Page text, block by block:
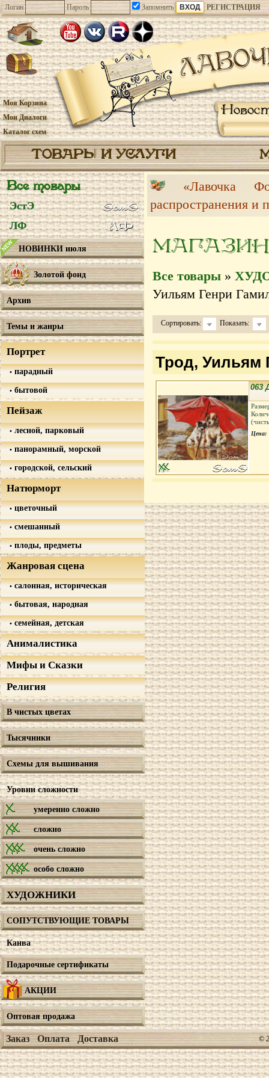
Логин Пароль Запомнить РЕГИСТРАЦИЯ
Моя Корзина
Мои Диалоги
Каталог схем
ТОВАРЫ И УСЛУГИ
Все товары
ЭстЭ
ЛФ
НОВИНКИ июля
Золотой фонд
Архив
Темы и жанры
Портрет
парадный
бытовой
Пейзаж
лесной, парковый
панорамный, морской
городской, сельский
Натюрморт
цветочный
смешанный
плоды, предметы
Жанровая сцена
салонная, историческая
бытовая, народная
семейная, детская
Анималистика
Мифы и Сказки
Религия
В чистых цветах
Тысячники
Схемы для вышивания
Уровни сложности
умеренно сложно
сложно
очень сложно
особо сложно
ХУДОЖНИКИ
СОПУТСТВУЮЩИЕ ТОВАРЫ
Канва
Подарочные сертификаты
АКЦИИ
Оптовая продажа
«Лавочка
распространения и
МАГАЗИН
Все товары »
Уильям Генри
Сортировать: Показать:
Трод, Уильям
063
Цена:
Заказ Оплата Доставка ©